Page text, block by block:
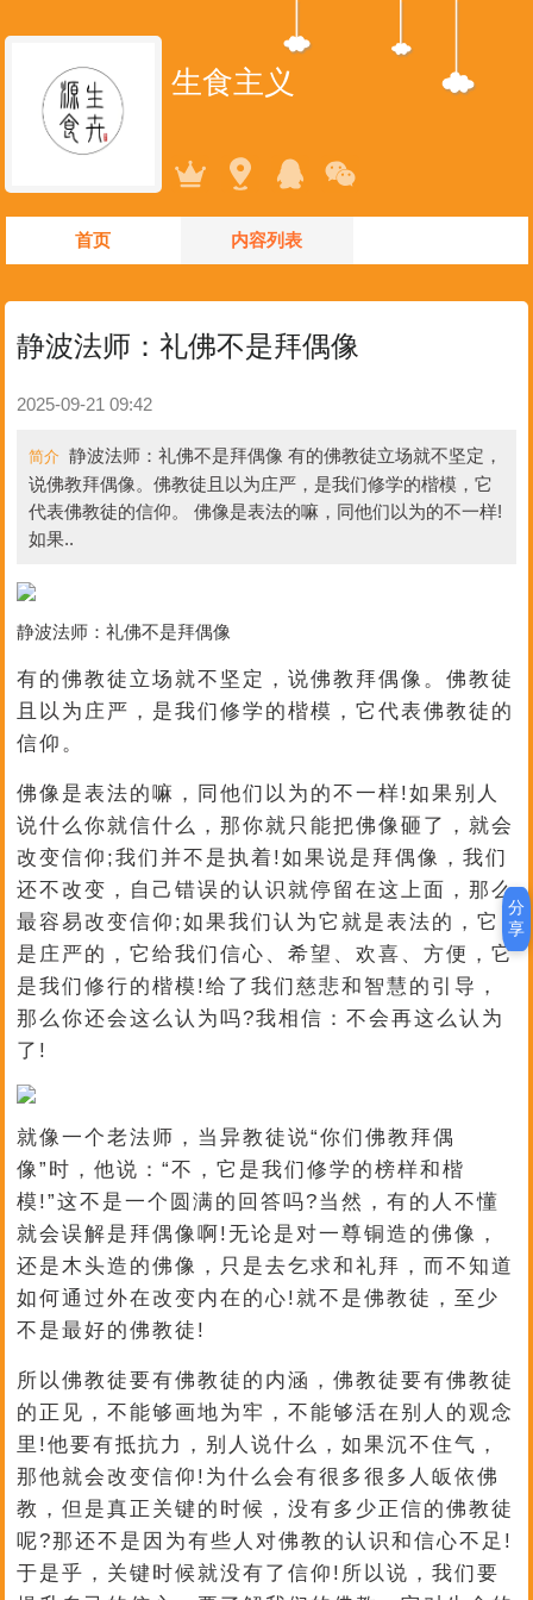
生食主义
首页 内容列表
静波法师：礼佛不是拜偶像
2025-09-21 09:42
简介 静波法师：礼佛不是拜偶像 有的佛教徒立场就不坚定，
说佛教拜偶像。佛教徒且以为庄严，是我们修学的楷模，它
代表佛教徒的信仰。 佛像是表法的嘛，同他们以为的不一样!
如果..
静波法师：礼佛不是拜偶像
有的佛教徒立场就不坚定，说佛教拜偶像。佛教徒
且以为庄严，是我们修学的楷模，它代表佛教徒的
信仰。
佛像是表法的嘛，同他们以为的不一样!如果别人
说什么你就信什么，那你就只能把佛像砸了，就会
改变信仰;我们并不是执着!如果说是拜偶像，我们
还不改变，自己错误的认识就停留在这上面，那么
最容易改变信仰;如果我们认为它就是表法的，它
是庄严的，它给我们信心、希望、欢喜、方便，它
是我们修行的楷模!给了我们慈悲和智慧的引导，
那么你还会这么认为吗?我相信：不会再这么认为
了!
就像一个老法师，当异教徒说“你们佛教拜偶
像”时，他说：“不，它是我们修学的榜样和楷
模!”这不是一个圆满的回答吗?当然，有的人不懂
就会误解是拜偶像啊!无论是对一尊铜造的佛像，
还是木头造的佛像，只是去乞求和礼拜，而不知道
如何通过外在改变内在的心!就不是佛教徒，至少
不是最好的佛教徒!
所以佛教徒要有佛教徒的内涵，佛教徒要有佛教徒
的正见，不能够画地为牢，不能够活在别人的观念
里!他要有抵抗力，别人说什么，如果沉不住气，
那他就会改变信仰!为什么会有很多很多人皈依佛
教，但是真正关键的时候，没有多少正信的佛教徒
呢?那还不是因为有些人对佛教的认识和信心不足!
于是乎，关键时候就没有了信仰!所以说，我们要
分
享